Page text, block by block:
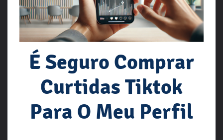
É Seguro Comprar
Curtidas Tiktok
Para O Meu Perfil